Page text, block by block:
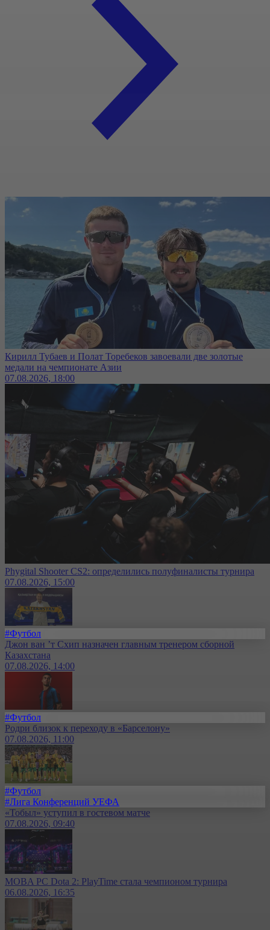
Кирилл Тубаев и Полат Торебеков завоевали две золотые
медали на чемпионате Азии
07.08.2026, 18:00
Phygital Shooter CS2: определились полуфиналисты турнира
07.08.2026, 15:00
#Футбол
Джон ван ’т Схип назначен главным тренером сборной
Казахстана
07.08.2026, 14:00
#Футбол
Родри близок к переходу в «Барселону»
07.08.2026, 11:00
#Футбол
#Лига Конференций УЕФА
«Тобыл» уступил в гостевом матче
07.08.2026, 09:40
MOBA PC Dota 2: PlayTime стала чемпионом турнира
06.08.2026, 16:35